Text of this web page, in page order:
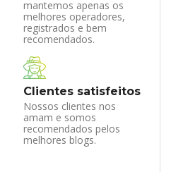
mantemos apenas os
melhores operadores,
registrados e bem
recomendados.
Clientes satisfeitos
Nossos clientes nos
amam e somos
recomendados pelos
melhores blogs.